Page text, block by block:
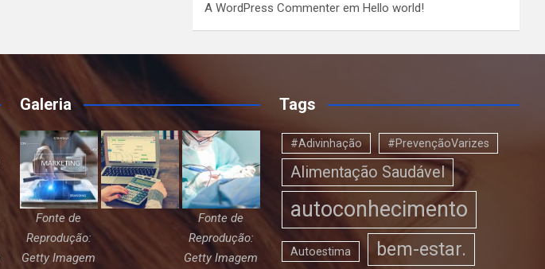
A WordPress Commenter emHello world!
Galeria
Fonte de
Reprodução:
Getty Imagem
Fonte de
Reprodução:
Getty Imagem
Tags
#Adivinhação #PrevençãoVarizes
Alimentação Saudável
autoconhecimento
Autoestima bem-estar.